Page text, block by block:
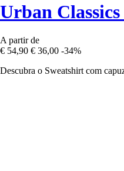
Urban Classics
A partir de
€ 54,90 € 36,00 -34%
Descubra o Sweatshirt com